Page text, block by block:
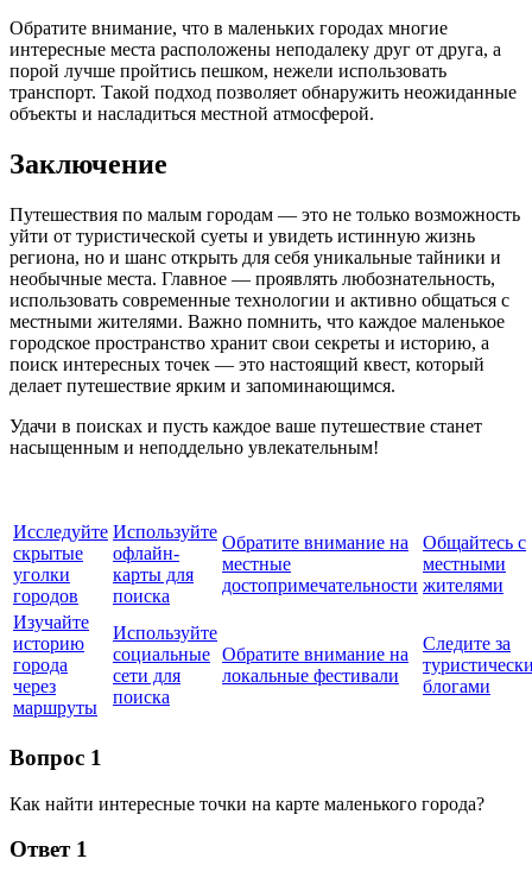
Обратите внимание, что в маленьких городах многие
интересные места расположены неподалеку друг от друга, а
порой лучше пройтись пешком, нежели использовать
транспорт. Такой подход позволяет обнаружить неожиданные
объекты и насладиться местной атмосферой.
Заключение
Путешествия по малым городам — это не только возможность
уйти от туристической суеты и увидеть истинную жизнь
региона, но и шанс открыть для себя уникальные тайники и
необычные места. Главное — проявлять любознательность,
использовать современные технологии и активно общаться с
местными жителями. Важно помнить, что каждое маленькое
городское пространство хранит свои секреты и историю, а
поиск интересных точек — это настоящий квест, который
делает путешествие ярким и запоминающимся.
Удачи в поисках и пусть каждое ваше путешествие станет
насыщенным и неподдельно увлекательным!
Исследуйте
скрытые
уголки
городов
Используйте
офлайн-
карты для
поиска
Обратите внимание на
местные
достопримечательности
Общайтесь с
местными
жителями
Изучайте
историю
города
через
маршруты
Используйте
социальные
сети для
поиска
Обратите внимание на
локальные фестивали
Следите за
блогами
Вопрос 1
Как найти интересные точки на карте маленького города?
Ответ 1